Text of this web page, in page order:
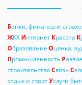
Банки, финансы и
ЖКХ Интернет Красота К
Образование Оценка,
Промышленность Р
строительствоСвязьС
отдых и спортУслуги